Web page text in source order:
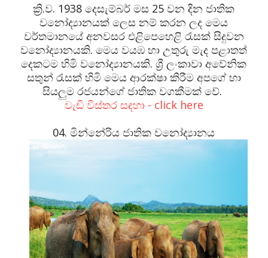
ක්‍රි.ව. 1938 දෙසැම්බර් මස 25 වන දින ජාතික
වනෝද්‍යානයක් ලෙස නම් කරන ලද මෙය
වර්තමානයේ අනවසර එළිපෙහෙළි රැසක් සිදුවන
වනෝද්‍යානයකි. මෙය වයඹ හා උතුරු මැද පළාතත්
දෙකටම හිමි වනෝද්‍යානයකි. ශ්‍රී ලංකාවා අවේනික
සතුන් රැසක් හිමි මෙය ආරක්ෂා කිරීම අපගේ හා
සියලුම රජයන්ගේ ජාතික වගකීමක් වේ.
වැඩි විස්තර සදහා - click here
04. මින්නේරිය ජාතික වනෝද්‍යානය